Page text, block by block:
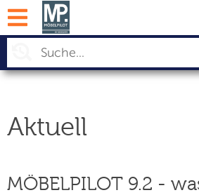
Aktuell
MÖBELPILOT 9.2 -